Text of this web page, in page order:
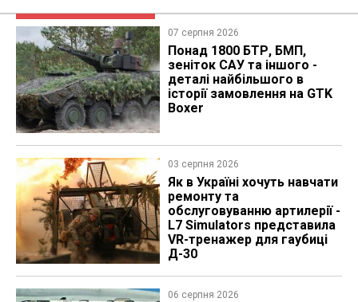
07 серпня 2026
Понад 1800 БТР, БМП,
зеніток САУ та іншого -
деталі найбільшого в
історії замовлення на GTK
Boxer
03 серпня 2026
Як в Україні хочуть навчати
ремонту та
обслуговуванню артилерії -
L7 Simulators представила
VR-тренажер для гаубиці
Д-30
06 серпня 2026